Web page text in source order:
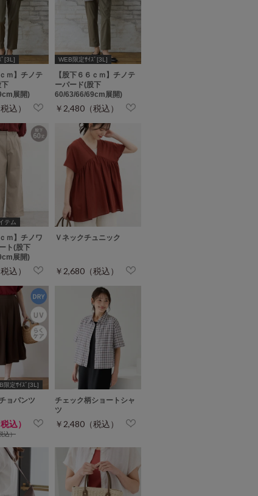
ﾞ[3L]
ｍ】チノテ
下
展開)
込）
WEB限定ｻｲｽﾞ[3L]
【股下６６ｃｍ】チノテ
ーパード(股下
60/63/66/69cm展開)
￥2,480（税込）
テム
ｍ】チノワ
ト(股下
展開)
込）
Ｖネックチュニック
￥2,680（税込）
限定ｻｲｽﾞ[3L]
ョパンツ
込）
込）
チェック柄ショートシャ
ツ
￥2,480（税込）